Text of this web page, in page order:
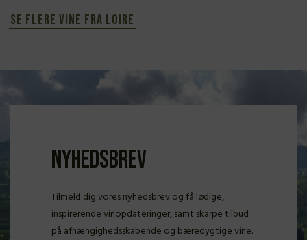
Se flere vine fra Loire
Nyhedsbrev
Tilmeld dig vores nyhedsbrev og få lødige,
inspirerende vinopdateringer, samt skarpe tilbud
på afhængighedsskabende og bæredygtige vine.